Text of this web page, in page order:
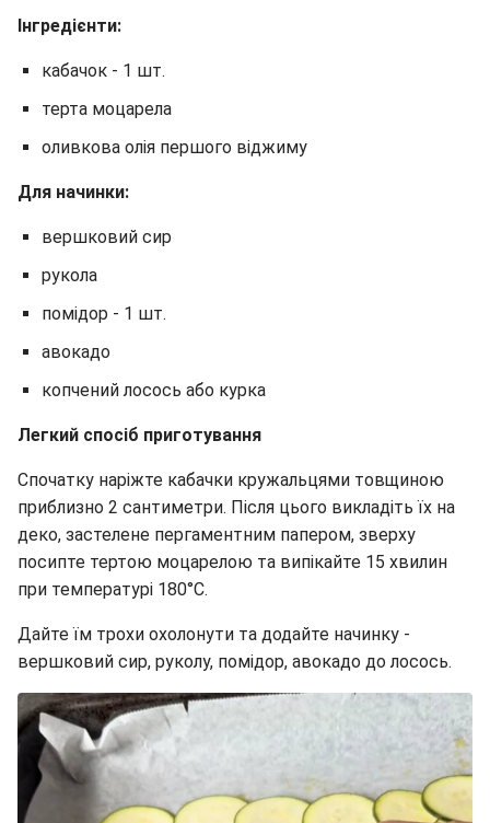
Інгредієнти:
кабачок - 1 шт.
терта моцарела
оливкова олія першого віджиму
Для начинки:
вершковий сир
рукола
помідор - 1 шт.
авокадо
копчений лосось або курка
Легкий спосіб приготування
Спочатку наріжте кабачки кружальцями товщиною
приблизно 2 сантиметри. Після цього викладіть їх на
деко, застелене пергаментним папером, зверху
посипте тертою моцарелою та випікайте 15 хвилин
при температурі 180°C.
Дайте їм трохи охолонути та додайте начинку -
вершковий сир, руколу, помідор, авокадо до лосось.